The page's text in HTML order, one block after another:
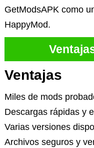
GetModsAPK como
HappyMod.
Ventajas
Miles de mods
Descargas rápidas y
Varias versiones
Archivos seguros y